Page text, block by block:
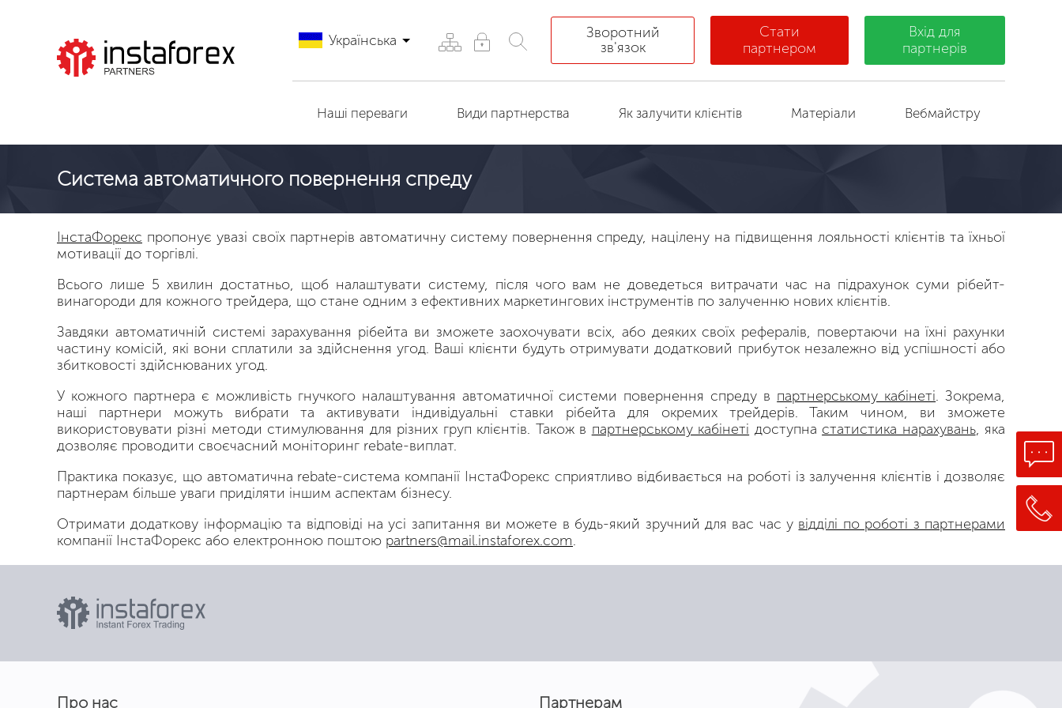
Українська
Зворотний
зв'язок
Стати
партнером
Вхід для
партнерів
Наші переваги Види партнерства Як залучити клієнтів Матеріали Вебмайстру
Cистема автоматичного повернення спреду
ІнстаФорекс пропонує увазі своїх партнерів автоматичну систему повернення спреду, націлену на підвищення лояльності клієнтів та їхньої
мотивації до торгівлі.
Всього лише 5 хвилин достатньо, щоб налаштувати систему, після чого вам не доведеться витрачати час на підрахунок суми рібейт-
винагороди для кожного трейдера, що стане одним з ефективних маркетингових інструментів по залученню нових клієнтів.
Завдяки автоматичній системі зарахування рібейта ви зможете заохочувати всіх, або деяких своїх рефералів, повертаючи на їхні рахунки
частину комісій, які вони сплатили за здійснення угод. Ваші клієнти будуть отримувати додатковий прибуток незалежно від успішності або
збитковості здійснюваних угод.
У кожного партнера є можливість гнучкого налаштування автоматичної системи повернення спреду в партнерському кабінеті. Зокрема,
наші партнери можуть вибрати та активувати індивідуальні ставки рібейта для окремих трейдерів. Таким чином, ви зможете
використовувати різні методи стимулювання для різних груп клієнтів. Також в партнерському кабінеті доступна статистика нарахувань, яка
дозволяє проводити своєчасний моніторинг rebate-виплат.
Практика показує, що автоматична rebate-система компанії ІнстаФорекс сприятливо відбивається на роботі із залучення клієнтів і дозволяє
партнерам більше уваги приділяти іншим аспектам бізнесу.
Отримати додаткову інформацію та відповіді на усі запитання ви можете в будь-який зручний для вас час у відділі по роботі з партнерами
компанії ІнстаФорекс або електронною поштою partners@mail.instaforex.com.
Про нас Партнерам